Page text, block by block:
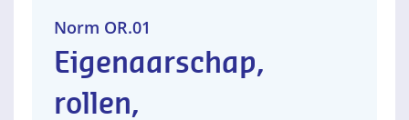
Norm OR.01
Eigenaarschap,
rollen,